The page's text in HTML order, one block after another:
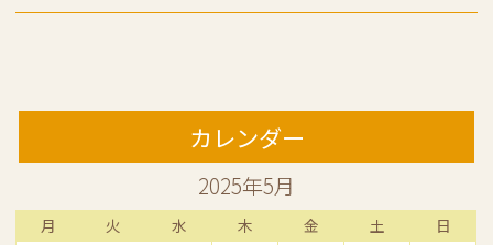
カレンダー
2025年5月
月 火 水 木 金 土 日